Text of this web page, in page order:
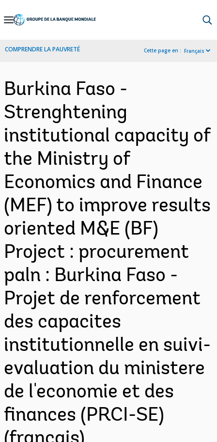
Skip
Navigation
COMPRENDRE LA PAUVRETÉ Cette page en : Français
Burkina Faso -
Strenghtening
institutional capacity of
the Ministry of
Economics and Finance
(MEF) to improve results
oriented M&E (BF)
Project : procurement
paln : Burkina Faso -
Projet de renforcement
des capacites
institutionnelle en suivi-
evaluation du ministere
de l'economie et des
finances (PRCI-SE)